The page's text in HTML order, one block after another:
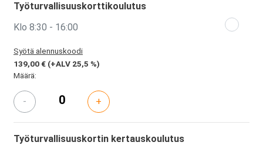
Työturvallisuuskorttikoulutus
Klo 8:30 - 16:00
Syötä alennuskoodi
139,00 € (+ALV 25,5 %)
Määrä:
- +
Työturvallisuuskortin kertauskoulutus